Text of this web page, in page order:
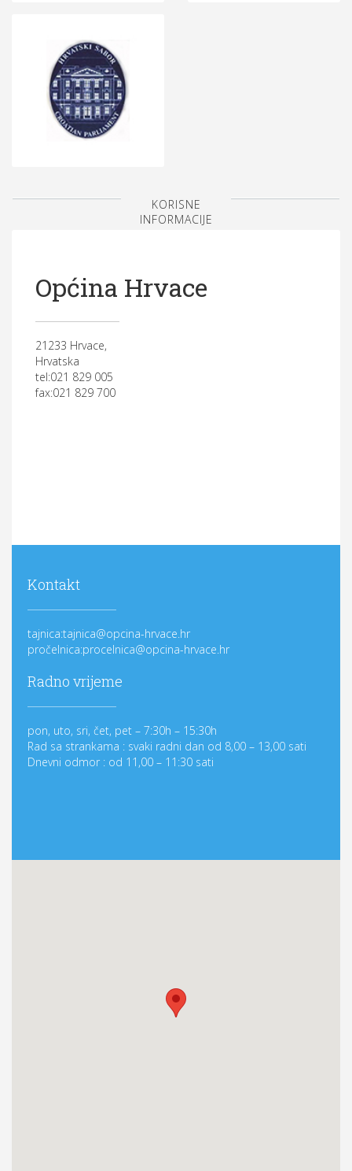
KORISNE
INFORMACIJE
Općina Hrvace
21233 Hrvace,
Hrvatska
tel:021 829 005
fax:021 829 700
Kontakt
tajnica:tajnica@opcina-hrvace.hr
pročelnica:procelnica@opcina-hrvace.hr
Radno vrijeme
pon, uto, sri, čet, pet – 7:30h – 15:30h
Rad sa strankama : svaki radni dan od 8,00 – 13,00 sati
Dnevni odmor : od 11,00 – 11:30 sati